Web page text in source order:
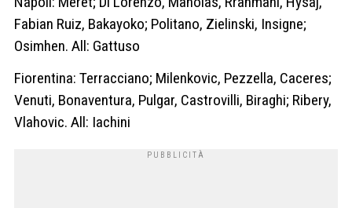
Fabian Ruiz, Bakayoko; Politano, Zielinski, Insigne;
Osimhen. All: Gattuso
Fiorentina: Terracciano; Milenkovic, Pezzella, Caceres;
Venuti, Bonaventura, Pulgar, Castrovilli, Biraghi; Ribery,
Vlahovic. All: Iachini